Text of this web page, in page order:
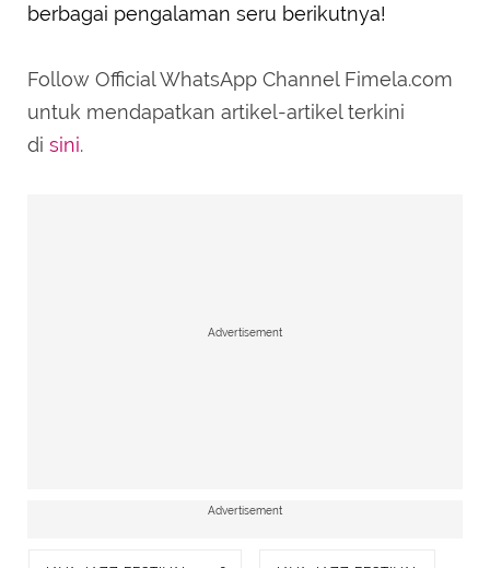
berbagai pengalaman seru berikutnya!
Follow Official WhatsApp Channel Fimela.com
untuk mendapatkan artikel-artikel terkini
di sini.
Advertisement
Advertisement